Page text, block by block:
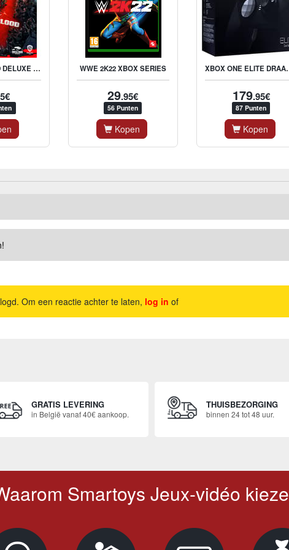
BACK 4 BLOOD DELUXE EDITION - XONE / XBOX SERIES X WWE 2K22 XBOX SERIES
29.95€
56 Punten
Kopen
XBOX ONE ELITE
179.95€
87 Punten
Kopen
Om een reactie achter te laten, log in of
GRATIS LEVERING
in België vanaf 40€ aankoop.
THUISBEZORGING
binnen 24 tot 48 uur.
Smartoys Jeux-vidéo